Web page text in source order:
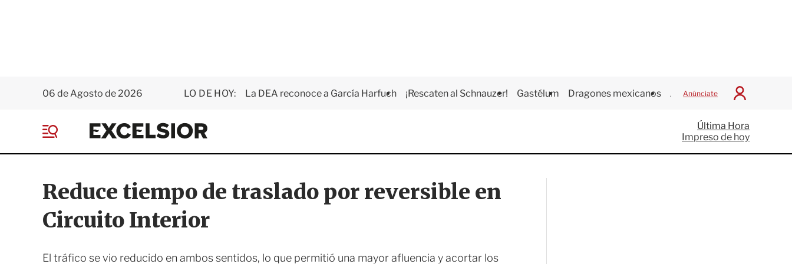
06 de Agosto de 2026 LO DE HOY: La DEA reconoce a García Harfuch ¡Rescaten al Schnauzer! Gastélum Dragones mexicanos Juegos Centroamericanos
Anúnciate
I
c
i
a
E
x
e
s
i
o
r
e
Última Hora
Impreso de hoy
Reduce tiempo de traslado por reversible en
Circuito Interior
El tráfico se vio reducido en ambos sentidos, lo que permitió una mayor afluencia y acortar los